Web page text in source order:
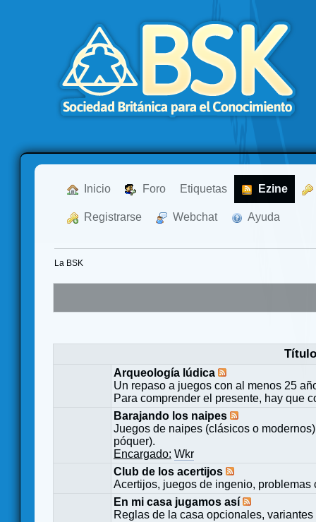
Inicio Foro Etiquetas Ezine
Registrarse Webchat Ayuda
La BSK
Título
Arqueología lúdica
Un repaso a juegos con al menos 25
Para comprender el presente, hay que
Barajando los naipes
Juegos de naipes (clásicos o
póquer).
Encargado: Wkr
Club de los acertijos
Acertijos, juegos de ingenio,
En mi casa jugamos así
Reglas de la casa opcionales,